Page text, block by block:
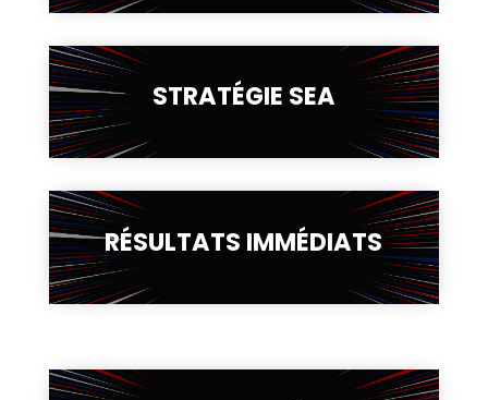
STRATÉGIE SEA
RÉSULTATS IMMÉDIATS